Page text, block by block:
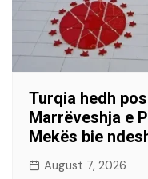
Turqia hedh
Marrëveshja e
Mekës bie
August 7, 2026